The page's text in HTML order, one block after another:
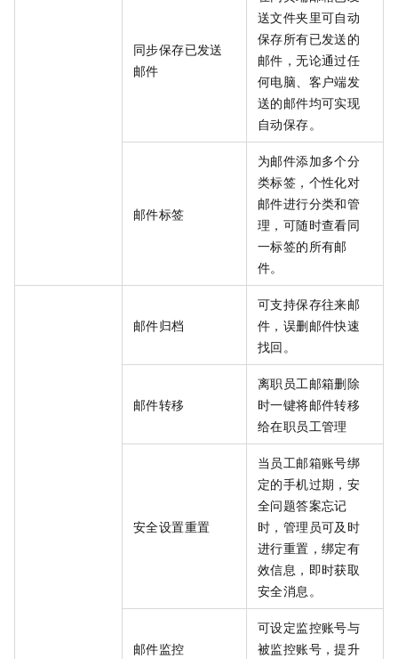
同步保存已发送
邮件
送文件夹里可自动
保存所有已发送的
邮件，无论通过任
何电脑、客户端发
送的邮件均可实现
自动保存。
邮件标签
为邮件添加多个分
类标签，个性化对
邮件进行分类和管
理，可随时查看同
一标签的所有邮
件。
邮件归档
可支持保存往来邮
件，误删邮件快速
找回。
邮件转移
离职员工邮箱删除
时一键将邮件转移
给在职员工管理
安全设置重置
当员工邮箱账号绑
定的手机过期，安
全问题答案忘记
时，管理员可及时
进行重置，绑定有
效信息，即时获取
安全消息。
邮件监控
可设定监控账号与
被监控账号，提升